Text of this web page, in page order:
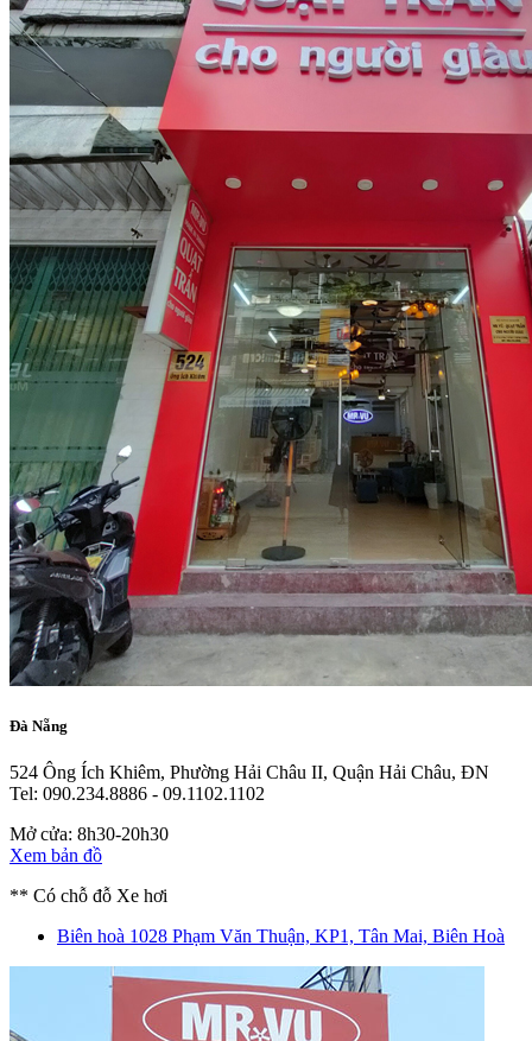
Đà Nẵng
524 Ông Ích Khiêm, Phường Hải Châu II, Quận Hải Châu, ĐN
Tel: 090.234.8886 - 09.1102.1102
Mở cửa: 8h30-20h30
Xem bản đồ
** Có chỗ đỗ Xe hơi
Biên hoà 1028 Phạm Văn Thuận, KP1, Tân Mai, Biên Hoà